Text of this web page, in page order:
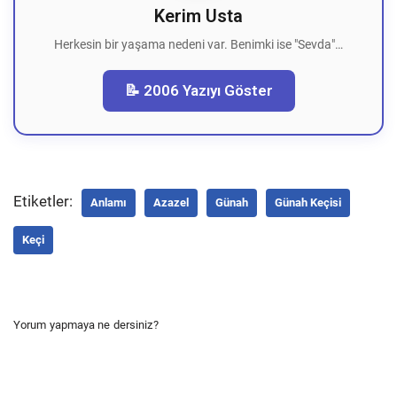
Kerim Usta
Herkesin bir yaşama nedeni var. Benimki ise "Sevda"…
📝 2006 Yazıyı Göster
Etiketler: Anlamı Azazel Günah Günah Keçisi
Keçi
Yorum yapmaya ne dersiniz?